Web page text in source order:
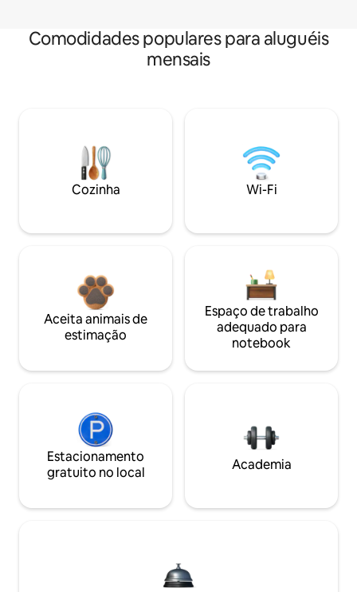
Comodidades populares para aluguéis
mensais
Cozinha Wi-Fi
Aceita animais de
estimação
Espaço de trabalho
adequado para
notebook
Estacionamento
gratuito no local
Academia